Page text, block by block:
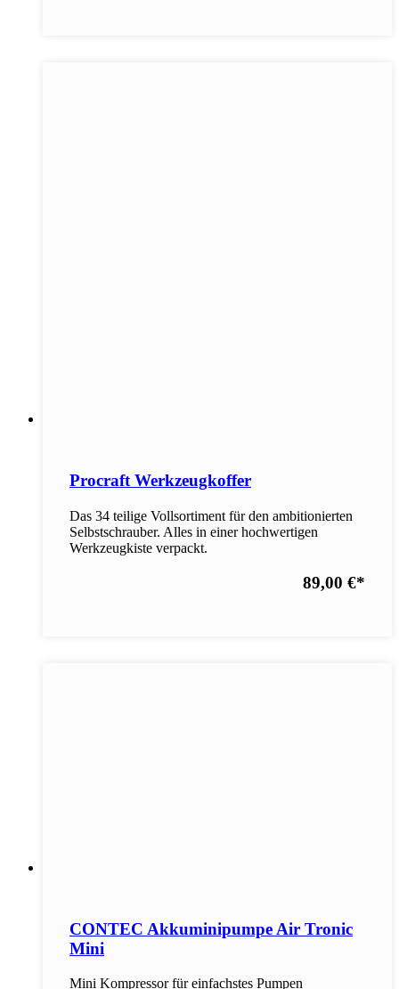
Procraft Werkzeugkoffer
Das 34 teilige Vollsortiment für den ambitionierten
Selbstschrauber. Alles in einer hochwertigen
Werkzeugkiste verpackt.
89,00 €*
CONTEC Akkuminipumpe Air Tronic
Mini
Mini Kompressor für einfachstes Pumpen